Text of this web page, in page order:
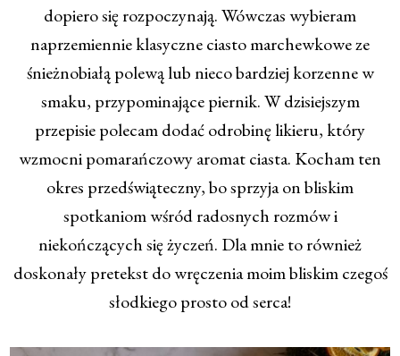
dopiero się rozpoczynają. Wówczas wybieram
naprzemiennie klasyczne ciasto marchewkowe ze
śnieżnobiałą polewą lub nieco bardziej korzenne w
smaku, przypominające piernik. W dzisiejszym
przepisie polecam dodać odrobinę likieru, który
wzmocni pomarańczowy aromat ciasta. Kocham ten
okres przedświąteczny, bo sprzyja on bliskim
spotkaniom wśród radosnych rozmów i
niekończących się życzeń. Dla mnie to również
doskonały pretekst do wręczenia moim bliskim czegoś
słodkiego prosto od serca!